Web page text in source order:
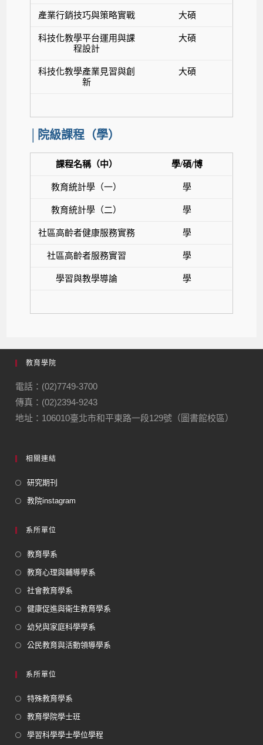
產業行銷技巧與策略實戰 大碩
科技化教學平台運用與課
程設計
大碩
科技化教學產業見習與創
新
大碩
│院級課程（學）
課程名稱（中） 學/碩/博
教育統計學（一） 學
教育統計學（二） 學
社區高齡者健康服務實務 學
社區高齡者服務實習 學
學習與教學導論 學
教育學院
電話：(02)7749-3700
傳真：(02)2394-9243
地址：106010臺北市和平東路一段129號（圖書館校區）
相關連結
研究期刊
教院instagram
系所單位
教育學系
教育心理與輔導學系
社會教育學系
健康促進與衛生教育學系
幼兒與家庭科學學系
公民教育與活動領導學系
系所單位
特殊教育學系
教育學院學士班
學習科學學士學位學程